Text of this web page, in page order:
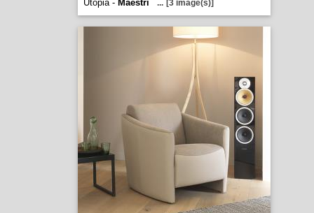
Utopia - Maestri ... [3 image(s)]